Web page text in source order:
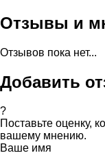
Отзывы и
Отзывов пока нет...
Добавить
?
Поставьте оценку,
вашему мнению.
Ваше имя